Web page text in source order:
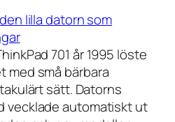
lilla datorn som
701 år 1995 löste
med små bärbara
sätt. Datorns
vecklade automatiskt ut